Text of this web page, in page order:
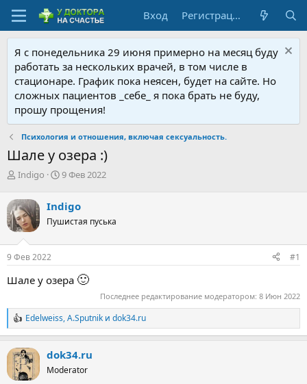
Вход Регистрация
Я с понедельника 29 июня примерно на месяц буду
работать за нескольких врачей, в том числе в
стационаре. График пока неясен, будет на сайте. Но
сложных пациентов _себе_ я пока брать не буду,
прошу прощения!
Психология и отношения, включая сексуальность.
Шале у озера :)
А
т
о
р
т
е
м
Indigo
Д
а
н
ч
а
9 Фев 2022
Indigo
Пушистая пуська
9 Фев 2022 #1
Шале у озера 🙂
Последнее редактирование модератором: 8 Июн 2022
Р
е
к
ц
и
Edelweiss,A.Sputnik и dok34.ru
dok34.ru
Moderator